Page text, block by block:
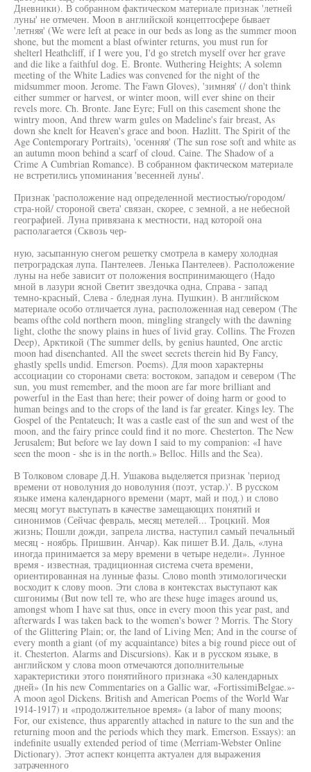
Дневники). В собранном фактическом материале признак 'летней
луны' не отмечен. Moon в английской концептосфере бывает
'летняя' (We were left at peace in our beds as long as the summer moon
shone, but the moment a blast ofwinter returns, you must run for
shelterl Heathcliff, if I were you, I'd go stretch myself over her grave
and die like a faithful dog. E. Bronte. Wuthering Heights; A solemn
meeting of the White Ladies was convened for the night of the
midsummer moon. Jerome. The Fawn Gloves), 'зимняя' (/ don't think
either summer or harvest, or winter moon, will ever shine on their
revels more. Ch. Bronte. Jane Eyre; Full on this casement shone the
wintry moon, And threw warm gules on Madeline's fair breast, As
down she knelt for Heaven's grace and boon. Hazlitt. The Spirit of the
Age Contemporary Portraits), 'осенняя' (The sun rose soft and white as
an autumn moon behind a scarf of cloud. Caine. The Shadow of a
Crime A Cumbrian Romance). В собранном фактическом материале
не встретились упоминания 'весенней луны'.
Признак 'расположение над определенной местиостью/городом/
стра-ной/ стороной света' связан, скорее, с земной, а не небесной
географией. Луна привязана к местности, над которой она
располагается (Сквозь чер-
ную, засыпанную снегом решетку смотрела в камеру холодная
петроградская лупа. Пантелеев. Ленька Пантелеев). Расположение
луны на небе зависит от положения воспринимающего (Надо
мной в лазури ясной Светит звездочка одна, Справа - запад
темно-красный, Слева - бледная луна. Пушкин). В английском
материале особо отличается луна, расположенная над севером (The
beams ofthe cold northern moon, mingling strangely with the dawning
light, clothe the snowy plains in hues of livid gray. Collins. The Frozen
Deep), Арктикой (The summer dells, by genius haunted, One arctic
moon had disenchanted. All the sweet secrets therein hid By Fancy,
ghastly spells undid. Emerson. Poems). Для moon характерны
ассоциации со сторонами света: востоком, западом и севером (The
sun, you must remember, and the moon are far more brilliant and
powerful in the East than here; their power of doing harm or good to
human beings and to the crops of the land is far greater. Kings ley. The
Gospel of the Pentateuch; It was a castle east of the sun and west of the
moon, and the fairy prince could find it no more. Chesterton. The New
Jerusalem; But before we lay down I said to my companion: «I have
seen the moon - she is in the north.» Belloc. Hills and the Sea).
В Толковом словаре Д.Н. Ушакова выделяется признак 'период
времени от новолуния до новолуния (поэт, устар.)'. В русском
языке имена календарного времени (март, май и под.) и слово
месяц могут выступать в качестве замещающих понятий и
синонимов (Сейчас февраль, месяц метелей... Троцкий. Моя
жизнь; Пошли дожди, запрела листва, наступил самый печальный
месяц - ноябрь. Пришвин. Анчар). Как пишет В.И. Даль, «луна
иногда принимается за меру времени в четыре недели». Лунное
время - известная, традиционная система счета времени,
ориентированная на лунные фазы. Слово month этимологически
восходит к слову moon. Эти слова в контекстах выступают как
сшгонимы (But now tell те, who are these huge images around us,
amongst whom I have sat thus, once in every moon this year past, and
afterwards I was taken back to the women's bower ? Morris. The Story
of the Glittering Plain; or, the land of Living Men; And in the course of
every month a giant (of my acquaintance) bites a big round piece out of
it. Chesterton. Alarms and Discursions). Как и в русском языке, в
английском у слова moon отмечаются дополнительные
характеристики этого понятийного признака «30 календарных
дней» (In his new Commentaries on a Gallic war, «FortissimiBelgae.»-
A moon agol Dickens. British and American Poems of the World War
1914-1917) и «продолжительное время» (a labor of many moons;
For, our existence, thus apparently attached in nature to the sun and the
returning moon and the periods which they mark. Emerson. Essays): an
indefinite usually extended period of time (Merriam-Webster Online
Dictionary). Этот аспект концепта актуален для выражения
затраченного